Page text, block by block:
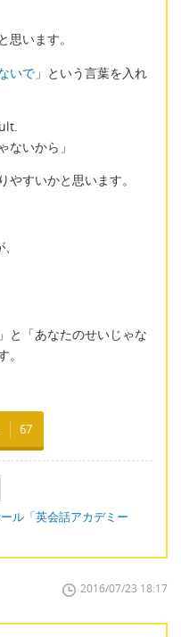
思います。
いで 」という言葉を入れ
ないから」
すいかと思います。
」と「あなたのせいじゃな
67
ル「英会話アカデミー
2016/07/23 18:17